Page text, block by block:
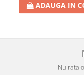
ADAUGA IN
Nu rata